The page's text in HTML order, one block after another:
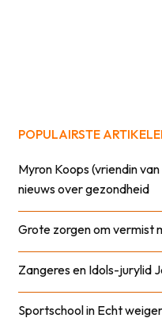
POPULAIRSTE
Myron Koops (vriendin
nieuws over gezondheid
Grote zorgen om vermist
Zangeres en Idols-jurylid
Sportschool in Echt